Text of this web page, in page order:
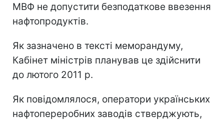
МВФ не допустити безподаткове ввезення
нафтопродуктів.
Як зазначено в тексті меморандуму,
Кабінет міністрів планував це здійснити
до лютого 2011 р.
Як повідомлялося, оператори українських
нафтопереробних заводів стверджують,